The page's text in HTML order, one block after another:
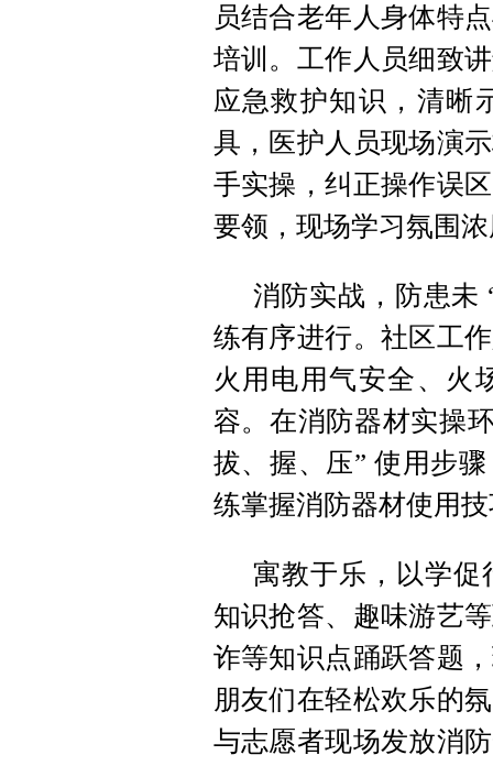
员结合老年人身体特
培训。工作人员细致
应急救护知识，清晰
具，医护人员现场演
手实操，纠正操作误
要领，现场学习氛围
消防实战，防患未
练有序进行。社区工
火用电用气安全、火
容。在消防器材实操
拔、握、压” 使用步
练掌握消防器材使用
寓教于乐，以学促
知识抢答、趣味游艺
诈等知识点踊跃答题
朋友们在轻松欢乐的
与志愿者现场发放消